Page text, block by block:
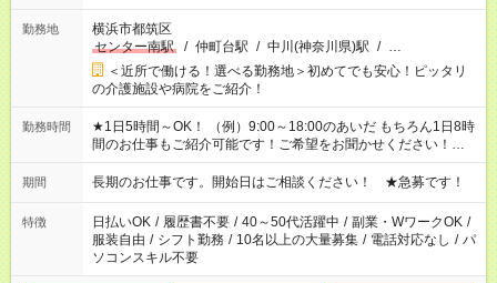
勤務地
横浜市都筑区
センター南駅
/ 仲町台駅 / 中川(神奈川県)駅 / …
＜近所で働ける！選べる勤務地＞初めてでも安心！ピッタリ
の介護施設や病院をご紹介！
勤務時間
★1日5時間～OK！ （例）9:00～18:00のあいだ もちろん1日8時
間のお仕事もご紹介可能です！ご希望をお聞かせください！★家
庭の都合でお休みが必要な場合も遠慮なくご相談ください。 ※
週最低15時間以上の勤務が必要です
期間 長期のお仕事です。開始日はご相談ください！ ★急募です！
特徴 日払いOK / 履歴書不要 / 40～50代活躍中 / 副業・WワークOK /
服装自由 / シフト勤務 / 10名以上の大量募集 / 電話対応なし / パ
ソコンスキル不要